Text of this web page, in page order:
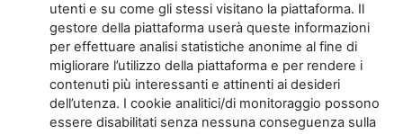
utenti e su come gli stessi visitano la piattaforma. Il
gestore della piattaforma userà queste informazioni
per effettuare analisi statistiche anonime al fine di
migliorare l’utilizzo della piattaforma e per rendere i
contenuti più interessanti e attinenti ai desideri
dell’utenza. I cookie analitici/di monitoraggio possono
essere disabilitati senza nessuna conseguenza sulla